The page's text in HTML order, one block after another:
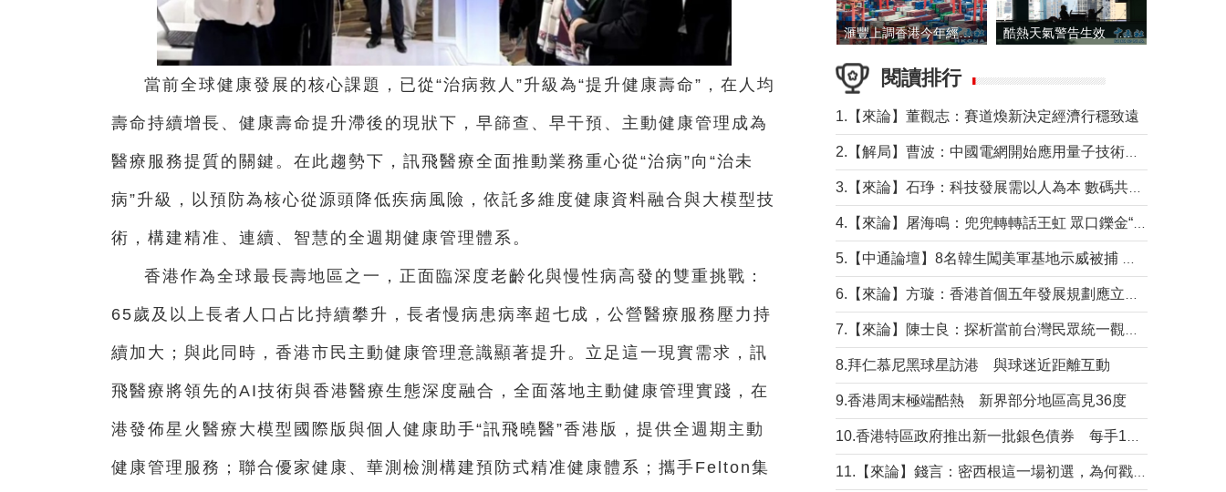
當前全球健康發展的核心課題，已從“治病救人”升級為“提升健康壽命”，在人均
壽命持續增長、健康壽命提升滯後的現狀下，早篩查、早干預、主動健康管理成為
醫療服務提質的關鍵。在此趨勢下，訊飛醫療全面推動業務重心從“治病”向“治未
病”升級，以預防為核心從源頭降低疾病風險，依託多維度健康資料融合與大模型技
術，構建精准、連續、智慧的全週期健康管理體系。
香港作為全球最長壽地區之一，正面臨深度老齡化與慢性病高發的雙重挑戰：
65歲及以上長者人口占比持續攀升，長者慢病患病率超七成，公營醫療服務壓力持
續加大；與此同時，香港市民主動健康管理意識顯著提升。立足這一現實需求，訊
飛醫療將領先的AI技術與香港醫療生態深度融合，全面落地主動健康管理實踐，在
港發佈星火醫療大模型國際版與個人健康助手“訊飛曉醫”香港版，提供全週期主動
健康管理服務；聯合優家健康、華測檢測構建預防式精准健康體系；攜手Felton集
滙豐上調香港今年經濟增長預測至4.5% 酷熱天氣警告生效 本港高溫持續至下周
閱讀排行
1.【來論】董觀志：賽道煥新決定經濟行穩致遠
8.拜仁慕尼黑球星訪港 與球迷近距離互動
9.香港周末極端酷熱 新界部分地區高見36度